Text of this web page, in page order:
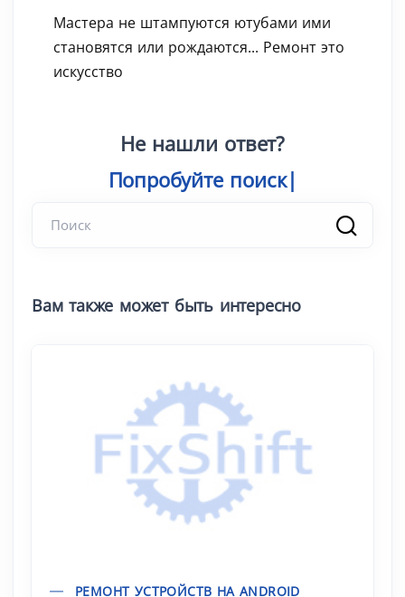
Мастера не штампуются ютубами ими
становятся или рождаются... Ремонт это
искусство
Не нашли ответ?
Попробуйте поис
Вам также может быть интересно
РЕМОНТ УСТРОЙСТВ НА ANDROID